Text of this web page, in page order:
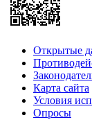
Открытые
Карта сайта
Условия
Опросы